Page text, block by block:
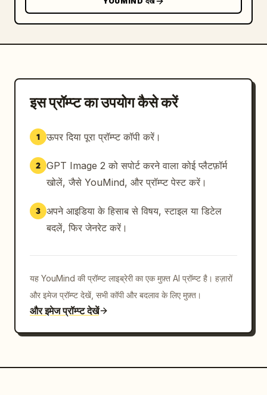
इस प्रॉम्प्ट का उपयोग कैसे करें
1 ऊपर दिया पूरा प्रॉम्प्ट कॉपी करें।
2 GPT Image 2 को सपोर्ट करने वाला कोई प्लैटफ़ॉर्म
खोलें, जैसे YouMind, और प्रॉम्प्ट पेस्ट करें।
3 अपने आइडिया के हिसाब से विषय, स्टाइल या डिटेल
बदलें, फिर जेनरेट करें।
यह YouMind की प्रॉम्प्ट लाइब्रेरी का एक मुफ़्त AI प्रॉम्प्ट है। हज़ारों
और इमेज प्रॉम्प्ट देखें, सभी कॉपी और बदलाव के लिए मुफ़्त।
और इमेज प्रॉम्प्ट देखें